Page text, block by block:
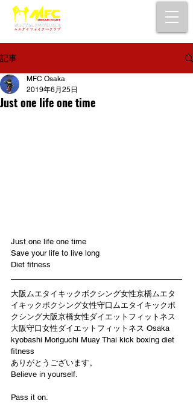
記事
Just one life one time
MFC Osaka
2019年6月25日
Just one life one time
Save your life to live long
Diet fitness
大阪ムエタイキックボクシング女性京橋ムエタ
イキックボクシング女性守口ムエタイキックボ
クシング大阪京橋女性ダイエットフィットネス
大阪守口女性ダイエットフィットネス Osaka
kyobashi Moriguchi Muay Thai kick boxing diet
fitness
ありがとうございます。
Believe in yourself.
Pass it on.